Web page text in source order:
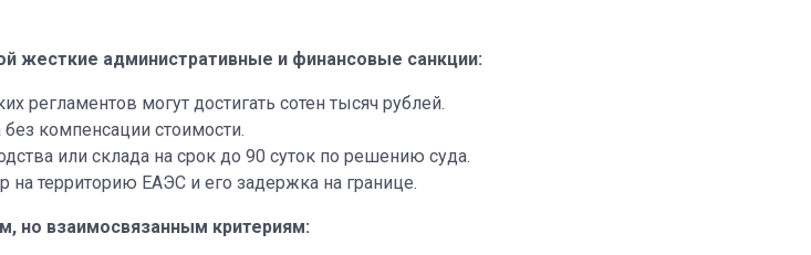
жесткие административные и финансовые санкции:
регламентов могут достигать сотен тысяч рублей.
компенсации стоимости.
или склада на срок до 90 суток по решению суда.
территорию ЕАЭС и его задержка на границе.
но взаимосвязанным критериям: